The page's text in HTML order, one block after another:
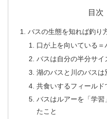
目次
バスの生態を知れば釣り
口が上を向いている
バスは自分の半分サイ
湖のバスと川のバスは
共食いするフィールド
バスはルアーを「学
たこと